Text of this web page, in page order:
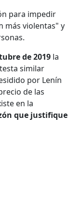
para impedir
más violentas" y
de 2019 la
similar
por Lenín
de las
en la
que justifique